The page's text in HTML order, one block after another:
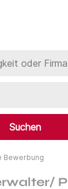
Suchen
Bewerbung